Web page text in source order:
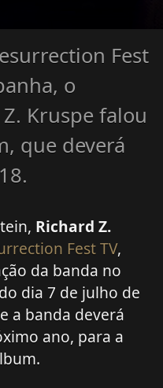
Fest
o
Kruspe falou
que deverá
Richard Z.
Fest TV,
da banda no
dia 7 de julho de
a banda deverá
ano, para a